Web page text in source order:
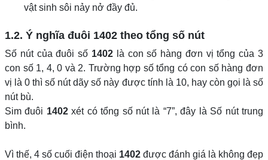
vật sinh sôi nảy nở đầy đủ.
1.2. Ý nghĩa đuôi 1402 theo tổng số nút
Số nút của đuôi số 1402là con số hàng đơn vị tổng của 3
con số 1, 4, 0 và 2. Trường hợp số tổng có con số hàng đơn
vị là 0 thì số nút dãy số này được tính là 10, hay còn gọi là số
nút bù.
Sim đuôi 1402xét có tổng số nút là “7”, đây là Số nút trung
bình.
Vì thế, 4 số cuối điện thoại 1402 được đánh giá là không đẹp